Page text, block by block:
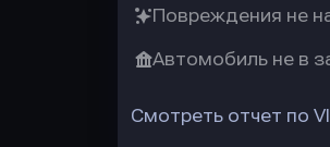
Повреждения не
Автомобиль не в
Смотреть отчет по